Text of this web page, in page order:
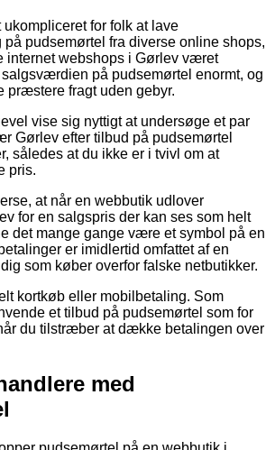
for folk at lave
pudsemørtel fra diverse online shops,
internet webshops i Gørlev været
på pudsemørtel enormt, og
præstere fragt uden gebyr.
vise sig nyttigt at undersøge et par
Gørlev efter tilbud på pudsemørtel
således at du ikke er i tvivl om at
pris.
at når en webbutik udlover
for en salgspris der kan ses som helt
det mange gange være et symbol på en
er imidlertid omfattet af en
som køber overfor falske netbutikker.
kortkøb eller mobilbetaling. Som
et tilbud på pudsemørtel som for
du tilstræber at dække betalingen over
med